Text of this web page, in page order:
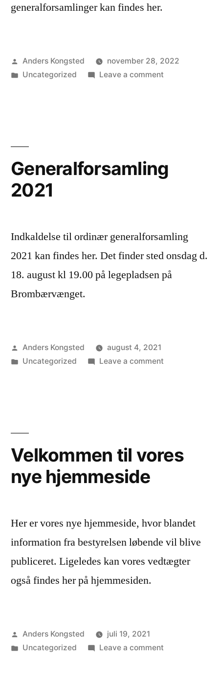
generalforsamlinger kan findes her.
Posted
by
Anders Kongsted
november 28, 2022
Posted
Uncategorized Leave a commenton
Generalforsamling
2021
Indkaldelse til ordinær generalforsamling
2021 kan findes her. Det finder sted onsdag d.
18. august kl 19.00 på legepladsen på
Brombærvænget.
Posted
by
Anders Kongsted
august 4, 2021
Posted
Uncategorized Leave a commenton
Velkommen til vores
nye hjemmeside
Her er vores nye hjemmeside, hvor blandet
information fra bestyrelsen løbende vil blive
publiceret. Ligeledes kan vores vedtægter
også findes her på hjemmesiden.
Posted
by
Anders Kongsted
juli 19, 2021
Posted
Uncategorized Leave a commenton